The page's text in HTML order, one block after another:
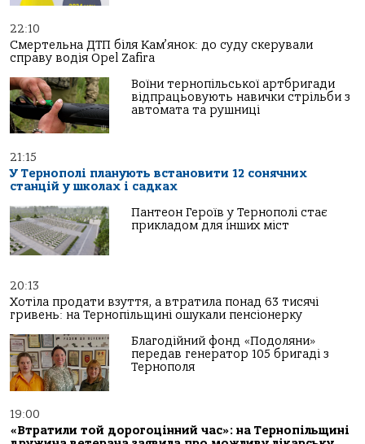
22:10
Смертельна ДТП біля Кам’янок: до суду скерували
справу водія Opel Zafira
Воїни тернопільської артбригади
відпрацьовують навички стрільби з
автомата та рушниці
21:15
У Тернополі планують встановити 12 сонячних
станцій у школах і садках
Пантеон Героїв у Тернополі стає
прикладом для інших міст
20:13
Хотіла продати взуття, а втратила понад 63 тисячі
гривень: на Тернопільщині ошукали пенсіонерку
Благодійний фонд «Подоляни»
передав генератор 105 бригаді з
Тернополя
19:00
«Втратили той дорогоцінний час»: на Тернопільщині